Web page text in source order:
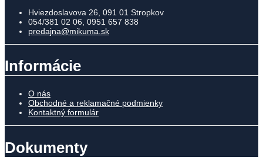
Hviezdoslavova 26, 091 01 Stropkov
054/381 02 06, 0951 657 838
predajna@mikuma.sk
Informácie
O nás
Obchodné a reklamačné podmienky
Kontaktný formulár
Dokumenty